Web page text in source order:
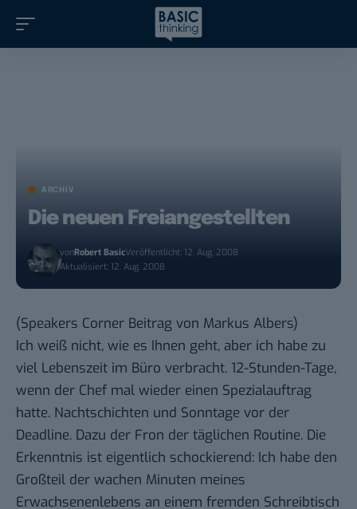
ARCHIV
Die neuen Freiangestellten
vonRobert BasicVeröffentlicht: 12. Aug. 2008
Aktualisiert: 12. Aug. 2008
(Speakers Corner Beitrag von Markus Albers)
Ich weiß nicht, wie es Ihnen geht, aber ich habe zu
viel Lebenszeit im Büro verbracht. 12-Stunden-Tage,
wenn der Chef mal wieder einen Spezialauftrag
hatte. Nachtschichten und Sonntage vor der
Deadline. Dazu der Fron der täglichen Routine. Die
Erkenntnis ist eigentlich schockierend: Ich habe den
Großteil der wachen Minuten meines
Erwachsenenlebens an einem fremden Schreibtisch